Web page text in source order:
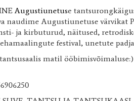
Augustiunetuse
naudime Augustiunetuse värvikat
ja kirbuturud, näitused,
festival, unetute
matil ööbimisvõimaluse:)